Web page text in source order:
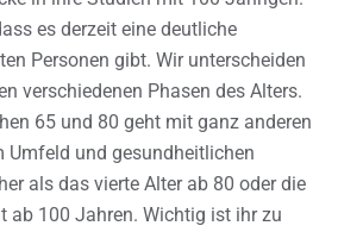
es derzeit eine deutliche
Personen gibt. Wir unterscheiden
verschiedenen Phasen des Alters.
65 und 80 geht mit ganz anderen
Umfeld und gesundheitlichen
als das vierte Alter ab 80 oder die
ab 100 Jahren. Wichtig ist ihr zu